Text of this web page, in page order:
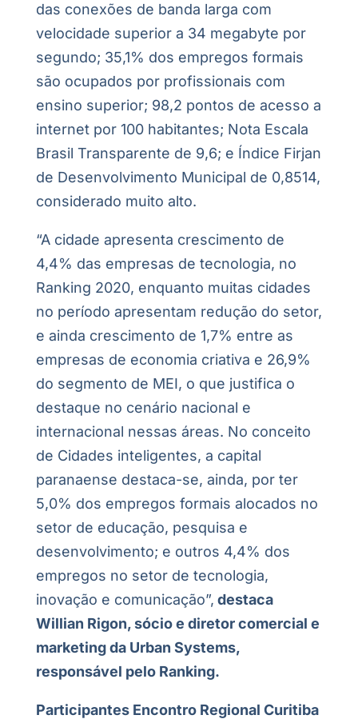
das conexões de banda larga com
velocidade superior a 34 megabyte por
segundo; 35,1% dos empregos formais
são ocupados por profissionais com
ensino superior; 98,2 pontos de acesso a
internet por 100 habitantes; Nota Escala
Brasil Transparente de 9,6; e Índice Firjan
de Desenvolvimento Municipal de 0,8514,
considerado muito alto.
“A cidade apresenta crescimento de
4,4% das empresas de tecnologia, no
Ranking 2020, enquanto muitas cidades
no período apresentam redução do setor,
e ainda crescimento de 1,7% entre as
empresas de economia criativa e 26,9%
do segmento de MEI, o que justifica o
destaque no cenário nacional e
internacional nessas áreas. No conceito
de Cidades inteligentes, a capital
paranaense destaca-se, ainda, por ter
5,0% dos empregos formais alocados no
setor de educação, pesquisa e
desenvolvimento; e outros 4,4% dos
empregos no setor de tecnologia,
inovação e comunicação”, destaca
Willian Rigon, sócio e diretor comercial e
marketing da Urban Systems,
responsável pelo Ranking.
Participantes Encontro Regional Curitiba